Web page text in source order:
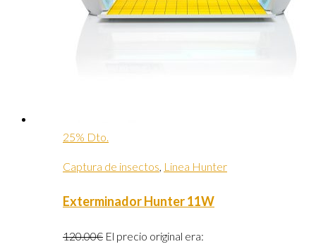
25% Dto.
Captura de insectos, Linea Hunter
Exterminador Hunter 11W
120.00€ El precio original era: